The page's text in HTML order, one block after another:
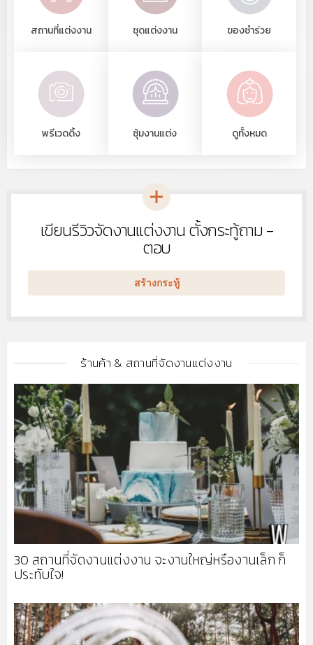
สถานที่แต่งงาน ชุดแต่งงาน ของชำร่วย
พรีเวดดิ้ง ซุ้มงานแต่ง ดูทั้งหมด
หัวข้อ
ใหม่เขียนรีวิวจัดงานแต่งงาน ตั้งกระทู้ถาม -
ตอบ
สร้างกระทู้
ร้านค้า & สถานที่จัดงานแต่งงาน
30 สถานที่จัดงานแต่งงาน จะงานใหญ่หรืองานเล็ก ก็
ประทับใจ!